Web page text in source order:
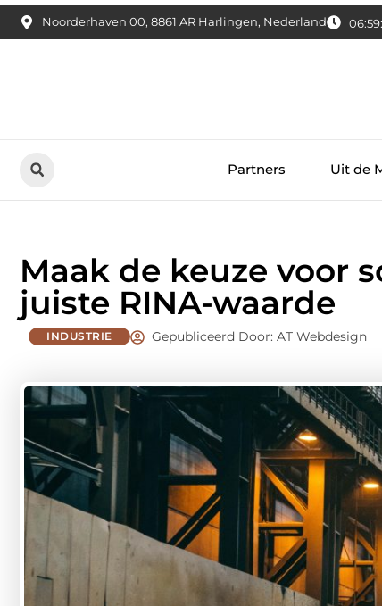
Noorderhaven 00, 8861 AR Harlingen, Nederland
Partners Uit de
Maak de keuze voor
juiste RINA-waarde
INDUSTRIE Gepubliceerd Door: AT Webdesign